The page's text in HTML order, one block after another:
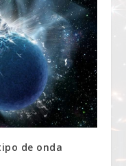
de onda